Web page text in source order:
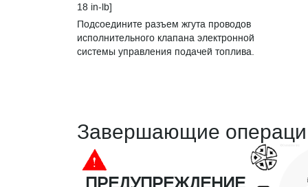
18 in-lb]
Подсоедините разъем жгута проводов
исполнительного клапана электронной
системы управления подачей топлива.
Завершающие